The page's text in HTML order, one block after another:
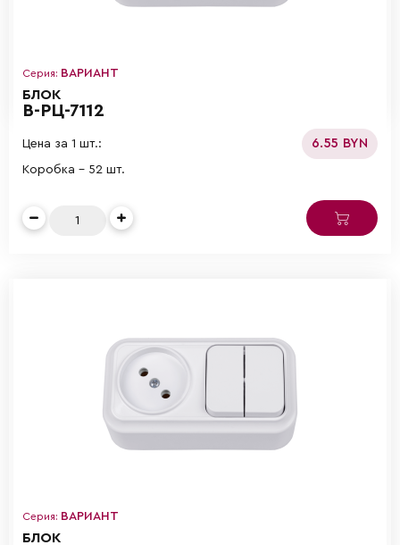
Серия: ВАРИАНТ
БЛОК
В-РЦ-7112
Цена за 1 шт.: 6.55 BYN
Коробка - 52 шт.
Серия: ВАРИАНТ
БЛОК